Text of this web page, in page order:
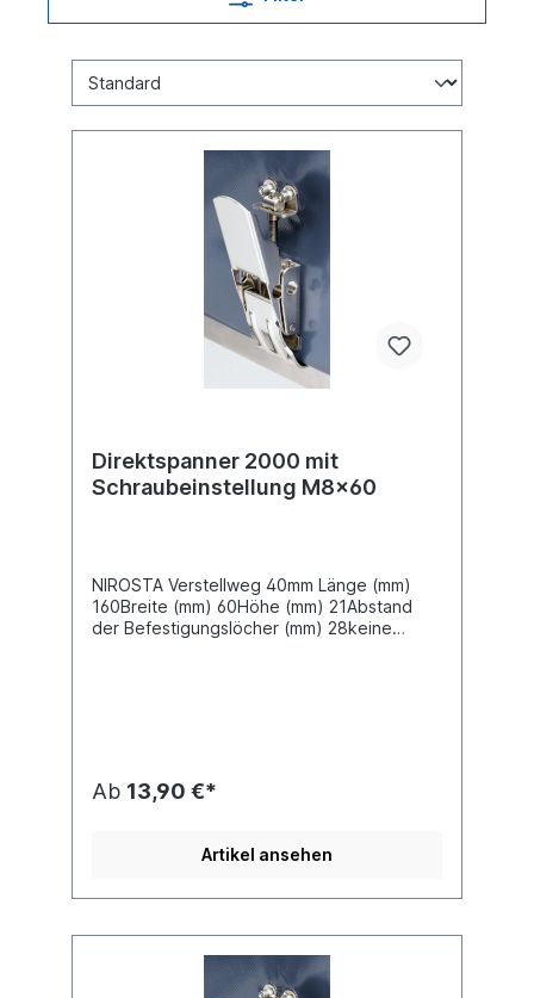
Direktspanner 2000 mit
Schraubeinstellung M8x60
NIROSTA Verstellweg 40mm Länge (mm)
160Breite (mm) 60Höhe (mm) 21Abstand
der Befestigungslöcher (mm) 28keine
Ab 13,90 €*
Artikel ansehen